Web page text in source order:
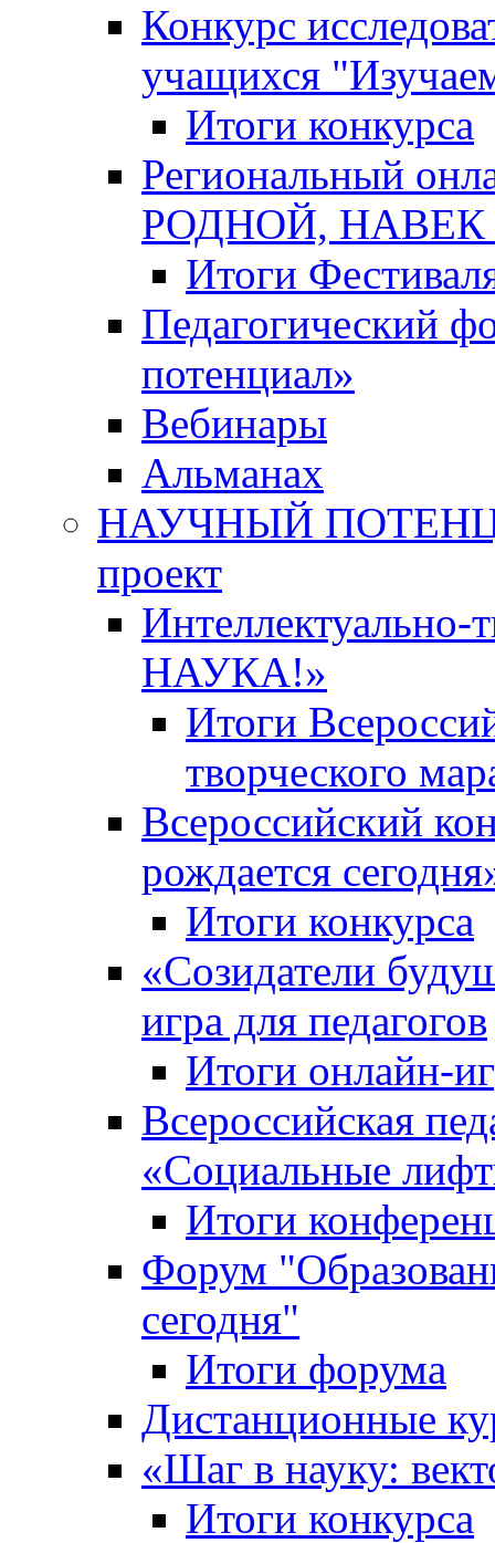
Конкурс
учащихся
Итоги конкурса
Региональный
РОДНОЙ,
Итоги
Педагогический
потенциал»
Вебинары
Альманах
НАУЧНЫЙ
проект
НАУКА!»
Итоги
творческого
Всероссийский
рождается
Итоги конкурса
«Cозидатели
игра для педагогов
Итоги онлайн-
Всероссийская
«Cоциальные
Итоги
Форум
сегодня"
Итоги форума
Дистанционные
«Шаг в науку:
Итоги конкурса